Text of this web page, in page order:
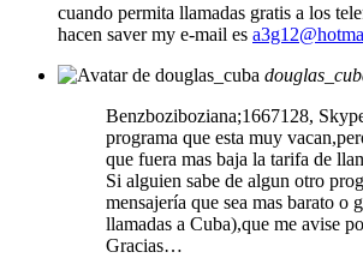
cuando permita llamadas gratis a los
hacen saver my e-mail es
Benzboziboziana;1667128,
programa que esta muy
que fuera mas baja la tarifa de
Si alguien sabe de algun otro
mensajería que sea mas barato o
llamadas a Cuba),que me avise
Gracias…